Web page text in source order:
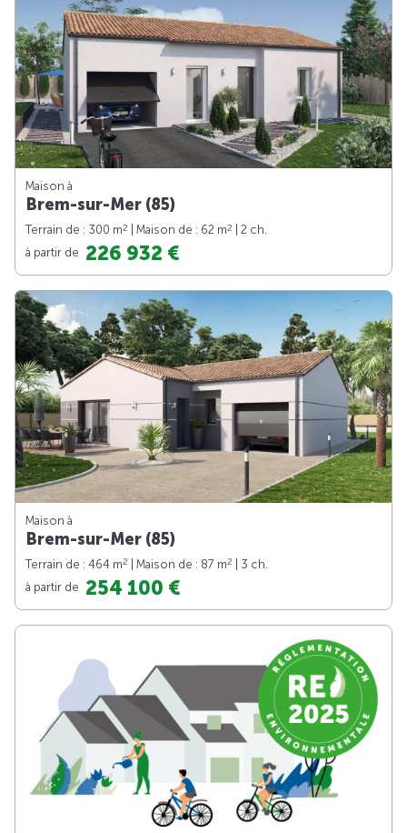
Maison à
Brem-sur-Mer (85)
Terrain de : 300 m2 | Maison de : 62 m2
| 2 ch.
à partir de 226 932 €
Maison à
Brem-sur-Mer (85)
Terrain de : 464 m2 | Maison de : 87 m2
| 3 ch.
à partir de 254 100 €